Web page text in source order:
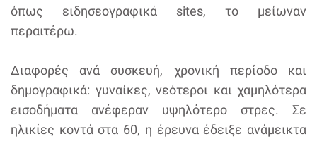
όπως ειδησεογραφικά sites, το μείωναν
περαιτέρω.
Διαφορές ανά συσκευή, χρονική περίοδο και
δημογραφικά: γυναίκες, νεότεροι και χαμηλότερα
εισοδήματα ανέφεραν υψηλότερο στρες. Σε
ηλικίες κοντά στα 60, η έρευνα έδειξε ανάμεικτα